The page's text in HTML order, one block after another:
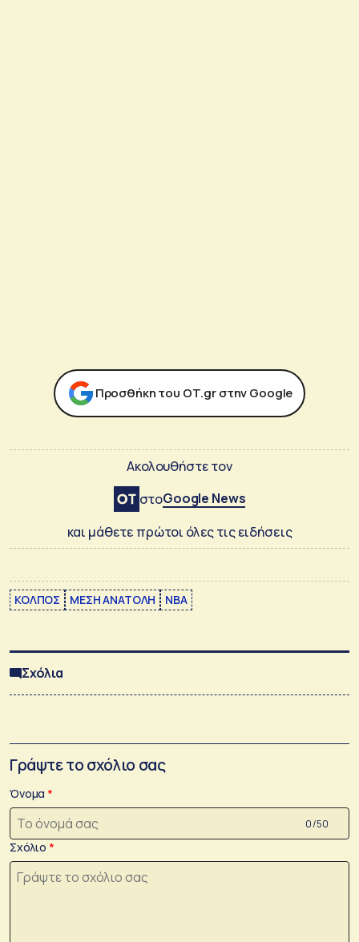
Προσθήκη του ΟΤ.gr στην Google
Ακολουθήστε τον
στοGoogle News
και μάθετε πρώτοι όλες τις ειδήσεις
ΚΟΛΠΟΣ ΜΕΣΗ ΑΝΑΤΟΛΗ ΝΒΑ
Σχόλια
Γράψτε το σχόλιο σας
Όνομα
0 /50
Σχόλιο